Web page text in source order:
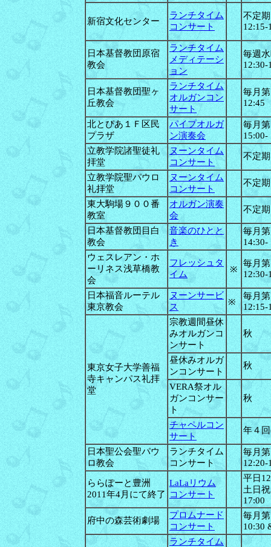
新宿文化センター
ランチタイム
コンサート
不定期
12:15-
日本基督教団原宿
教会
ランチタイム
メディテーシ
ョン
毎週
12:30-
日本基督教団聖ヶ
丘教会
ランチタイム
オルガンコン
サート
毎月
12:45
北とぴあ１Ｆ区民
プラザ
パイプオルガ
ン演奏会
毎月
15:00-
立教学院諸聖徒礼
拝堂
ヌーンタイム
コンサート
不定
立教学院聖パウロ
礼拝堂
ヌーンタイム
コンサート
不定期
東大駒場９００番
教室
オルガン演奏
会
不定期
日本基督教団目白
教会
音楽のひとと
き
毎月
14:30-
ウェスレアン・ホ
ーリネス浅草橋教
会
フレッシュタ
イム
※
毎月
12:30-
日本福音ルーテル
東京教会
ヌーンサービ
ス
※
毎月
12:15-
東京女子大学善福
寺キャンパス礼拝
堂
宗教週間昼休
みオルガンコ
ンサート
秋
昼休みオルガ
ンコンサート
秋
VERA祭オル
ガンコンサー
ト
秋
チャペルコン
サート
年４
日本聖公会聖パウ
ロ教会
ランチタイム
コンサート
毎月
12:20-
ららぽーと豊洲
2011年4月にて終了
LaLaリウム
コンサート
平日
土日
17:00
府中の森芸術劇場
プロムナード
コンサート
毎月
10:30
ランチタイム